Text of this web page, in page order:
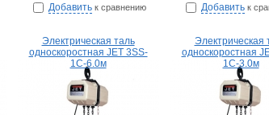
Добавить к сравнению Добавить к
Электрическая таль
односкоростная JET 3SS-
1C-6.0м
Электрическая
односкоростная
1C-3.0м